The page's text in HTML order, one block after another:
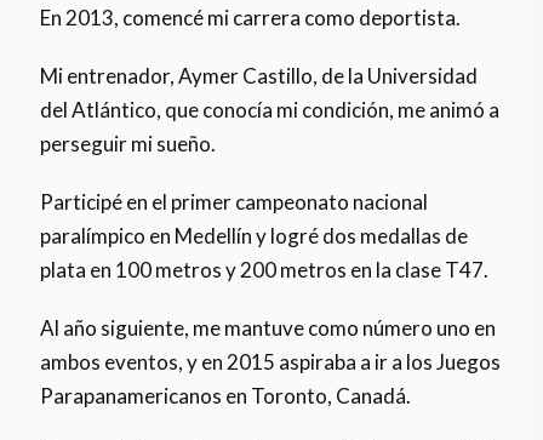
En 2013, comencé mi carrera como deportista.
Mi entrenador, Aymer Castillo, de la Universidad
del Atlántico, que conocía mi condición, me animó a
perseguir mi sueño.
Participé en el primer campeonato nacional
paralímpico en Medellín y logré dos medallas de
plata en 100 metros y 200 metros en la clase T47.
Al año siguiente, me mantuve como número uno en
ambos eventos, y en 2015 aspiraba a ir a los Juegos
Parapanamericanos en Toronto, Canadá.